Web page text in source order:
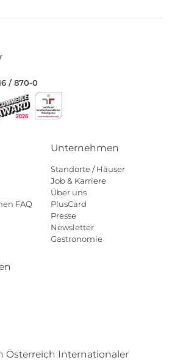
/ 870-0
FAQ
Unternehmen
Standorte / Häuser
Job & Karriere
Über uns
PlusCard
Presse
Newsletter
Gastronomie
Österreich Internationaler